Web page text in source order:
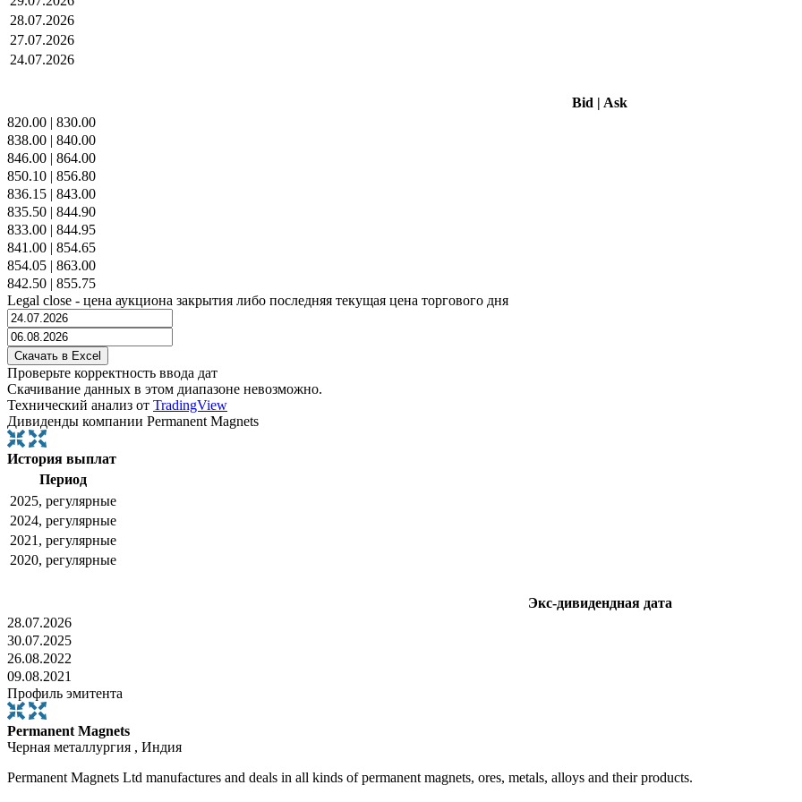
28.07.2026
27.07.2026
24.07.2026
Bid | Ask
820.00 | 830.00
838.00 | 840.00
846.00 | 864.00
850.10 | 856.80
836.15 | 843.00
835.50 | 844.90
833.00 | 844.95
841.00 | 854.65
854.05 | 863.00
842.50 | 855.75
Legal close - цена аукциона закрытия либо последняя текущая цена торгового дня
Проверьте корректность ввода дат
Скачивание данных в этом диапазоне невозможно.
Технический анализ от TradingView
Дивиденды компании Permanent Magnets
История выплат
Период
2025, регулярные
2024, регулярные
2021, регулярные
2020, регулярные
Экс-дивидендная дата
28.07.2026
30.07.2025
26.08.2022
09.08.2021
Профиль эмитента
Permanent Magnets
Черная металлургия , Индия
Permanent Magnets Ltd manufactures and deals in all kinds of permanent magnets, ores, metals, alloys and their products.